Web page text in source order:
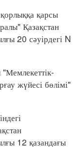
қарсы
Қазақстан
20 сәуірдегі N
жүйесі бөлімі"
12 қазандағы